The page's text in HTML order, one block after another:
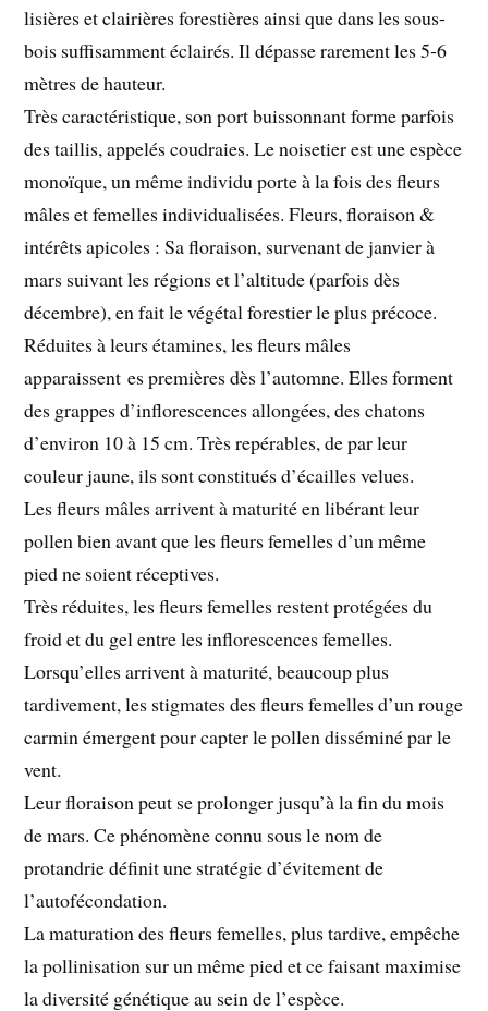
lisières et clairières forestières ainsi que dans les sous-
bois suffisamment éclairés. Il dépasse rarement les 5-6
mètres de hauteur.
Très caractéristique, son port buissonnant forme parfois
des taillis, appelés coudraies. Le noisetier est une espèce
monoïque, un même individu porte à la fois des fleurs
mâles et femelles individualisées. Fleurs, floraison &
intérêts apicoles : Sa floraison, survenant de janvier à
mars suivant les régions et l’altitude (parfois dès
décembre), en fait le végétal forestier le plus précoce.
Réduites à leurs étamines, les fleurs mâles
apparaissent es premières dès l’automne. Elles forment
des grappes d’inflorescences allongées, des chatons
d’environ 10 à 15 cm. Très repérables, de par leur
couleur jaune, ils sont constitués d’écailles velues.
Les fleurs mâles arrivent à maturité en libérant leur
pollen bien avant que les fleurs femelles d’un même
pied ne soient réceptives.
Très réduites, les fleurs femelles restent protégées du
froid et du gel entre les inflorescences femelles.
Lorsqu’elles arrivent à maturité, beaucoup plus
tardivement, les stigmates des fleurs femelles d’un rouge
carmin émergent pour capter le pollen disséminé par le
vent.
Leur floraison peut se prolonger jusqu’à la fin du mois
de mars. Ce phénomène connu sous le nom de
protandrie définit une stratégie d’évitement de
l’autofécondation.
La maturation des fleurs femelles, plus tardive, empêche
la pollinisation sur un même pied et ce faisant maximise
la diversité génétique au sein de l’espèce.